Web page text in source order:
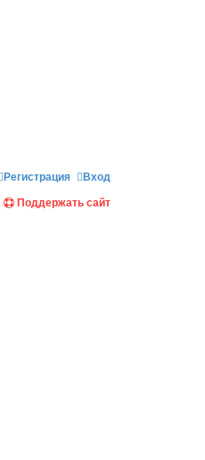
Вход
Регистрация
Поддержать сайт
П